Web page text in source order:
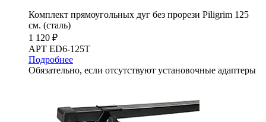
Комплект прямоугольных дуг без прорези Piligrim 125
см. (сталь)
1 120 ₽
АРТ ED6-125T
Подробнее
Обязательно, если отсутствуют установочные адаптеры